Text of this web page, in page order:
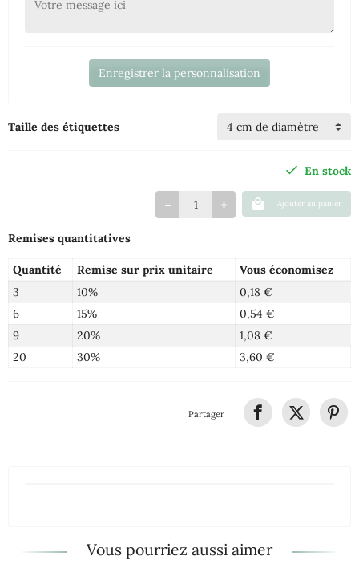
Enregistrer la personnalisation
Taille des étiquettes
En stock
Ajouter au panier
Remises quantitatives
Quantité Remise sur prix unitaire
Vous économisez
3
10%
0,18 €
6
15%
0,54 €
9
20%
1,08 €
20
30% 3,60 €
Partager
Vous pourriez aussi aimer